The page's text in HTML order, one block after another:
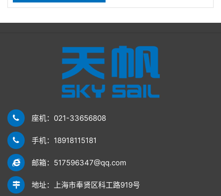
座机：021-33656808
手机：18918115181
邮箱：517596347@qq.com
地址：上海市奉贤区科工路919号